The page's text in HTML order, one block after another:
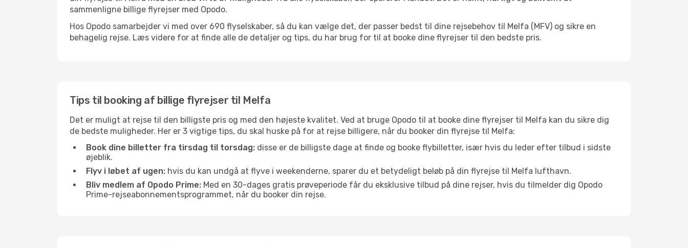
sammenligne billige flyrejser med Opodo.
Hos Opodo samarbejder vi med over 690 flyselskaber, så du kan vælge det, der passer bedst til dine rejsebehov til Melfa (MFV) og sikre en
behagelig rejse. Læs videre for at finde alle de detaljer og tips, du har brug for til at booke dine flyrejser til den bedste pris.
Tips til booking af billige flyrejser til Melfa
Det er muligt at rejse til den billigste pris og med den højeste kvalitet. Ved at bruge Opodo til at booke dine flyrejser til Melfa kan du sikre dig
de bedste muligheder. Her er 3 vigtige tips, du skal huske på for at rejse billigere, når du booker din flyrejse til Melfa:
Book dine billetter fra tirsdag til torsdag: disse er de billigste dage at finde og booke flybilletter, især hvis du leder efter tilbud i sidste
øjeblik.
Flyv i løbet af ugen: hvis du kan undgå at flyve i weekenderne, sparer du et betydeligt beløb på din flyrejse til Melfa lufthavn.
Bliv medlem af Opodo Prime: Med en 30-dages gratis prøveperiode får du eksklusive tilbud på dine rejser, hvis du tilmelder dig Opodo
Prime-rejseabonnementsprogrammet, når du booker din rejse.